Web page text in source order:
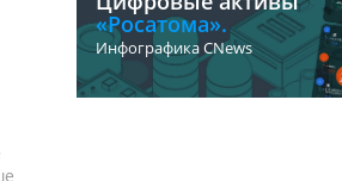
«Росатома».
Инфографика CNews